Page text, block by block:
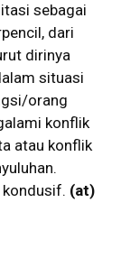
sebagai
dari
dirinya
situasi
orang
konflik
atau konflik
kondusif. (at)